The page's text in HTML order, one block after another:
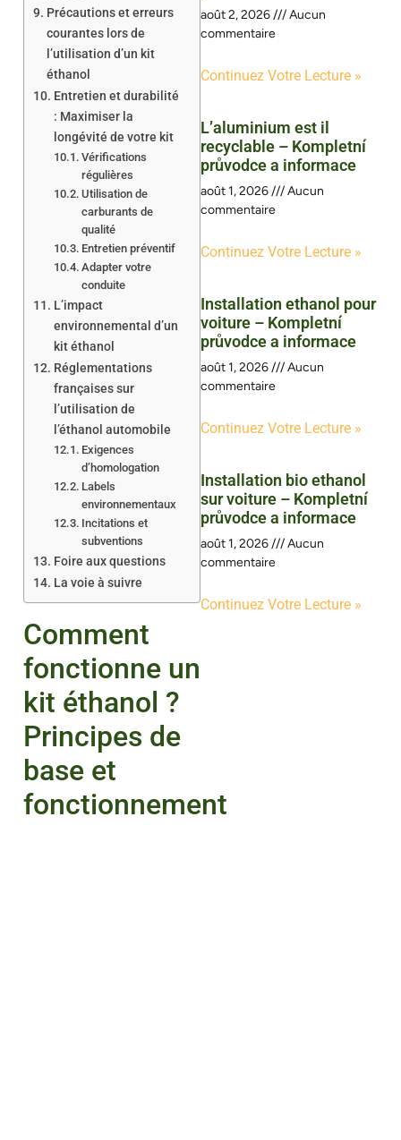
Précautions et erreurs
courantes lors de
l’utilisation d’un kit
éthanol
Entretien et durabilité
: Maximiser la
longévité de votre kit
Vérifications
régulières
Utilisation de
carburants de
qualité
Entretien préventif
Adapter votre
conduite
L’impact
environnemental d’un
kit éthanol
Réglementations
françaises sur
l’utilisation de
l’éthanol automobile
Exigences
d’homologation
Labels
environnementaux
Incitations et
subventions
Foire aux questions
La voie à suivre
Comment
fonctionne un
kit éthanol ?
Principes de
base et
fonctionnement
août 2, 2026
Aucun
commentaire
Continuez Votre Lecture »
L’aluminium est il
recyclable – Kompletní
průvodce a informace
août 1, 2026
Aucun
commentaire
Continuez Votre Lecture »
Installation ethanol pour
voiture – Kompletní
průvodce a informace
août 1, 2026
Aucun
commentaire
Continuez Votre Lecture »
Installation bio ethanol
sur voiture – Kompletní
průvodce a informace
août 1, 2026
Aucun
commentaire
Continuez Votre Lecture »